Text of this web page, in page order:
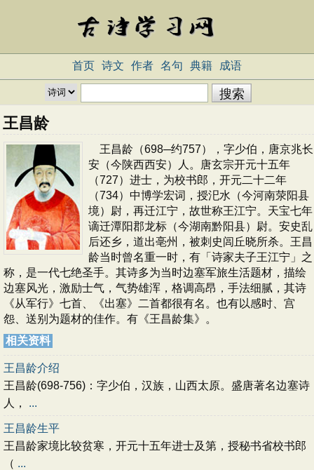
首页 诗文 作者 名句 典籍 成语
王昌龄
王昌龄（698─约757），字少伯，唐京兆长
安（今陕西西安）人。唐玄宗开元十五年
（727）进士，为校书郎，开元二十二年
（734）中博学宏词，授汜水（今河南荥阳县
境）尉，再迁江宁，故世称王江宁。天宝七年
谪迁潭阳郡龙标（今湖南黔阳县）尉。安史乱
后还乡，道出亳州，被刺史闾丘晓所杀。王昌
龄当时曾名重一时，有「诗家夫子王江宁」之
称，是一代七绝圣手。其诗多为当时边塞军旅生活题材，描绘
边塞风光，激励士气，气势雄浑，格调高昂，手法细腻，其诗
《从军行》七首、《出塞》二首都很有名。也有以感时、宫
怨、送别为题材的佳作。有《王昌龄集》。
相关资料
王昌龄介绍
王昌龄(698-756)：字少伯，汉族，山西太原。盛唐著名边塞诗
人， ...
王昌龄生平
王昌龄家境比较贫寒，开元十五年进士及第，授秘书省校书郎
（ ...